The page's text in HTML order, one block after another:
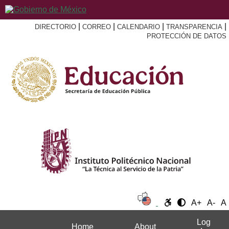
DIRECTORIO CORREO CALENDARIO TRANSPARENCIA
PROTECCIÓN DE DATOS
A+ A- A
Home About
Log